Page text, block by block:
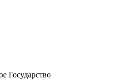
Государство